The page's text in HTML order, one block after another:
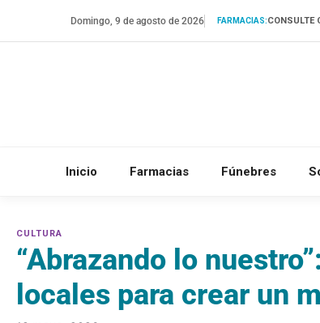
Domingo, 9 de agosto de 2026 FARMACIAS:CONSULTE
Inicio Farmacias Fúnebres
“Abrazando lo
locales para crear un